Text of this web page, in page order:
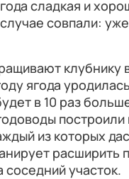
сладкая и
совпали:
клубнику
ягода
в 10 раз
из которых
расширить
соседний участок.